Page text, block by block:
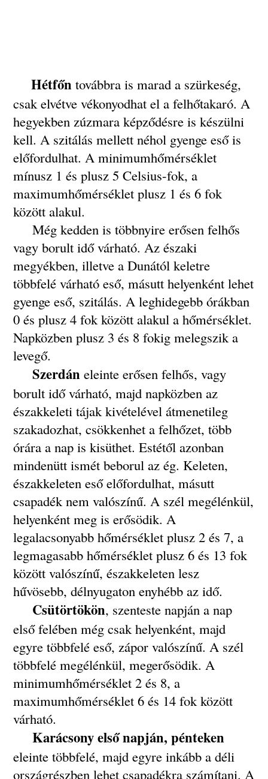
Hétfőn továbbra is marad a szürkeség,
csak elvétve vékonyodhat el a felhőtakaró. A
hegyekben zúzmara képződésre is készülni
kell. A szitálás mellett néhol gyenge eső is
előfordulhat. A minimumhőmérséklet
mínusz 1 és plusz 5 Celsius-fok, a
maximumhőmérséklet plusz 1 és 6 fok
között alakul.
Még kedden is többnyire erősen felhős
vagy borult idő várható. Az északi
megyékben, illetve a Dunától keletre
többfelé várható eső, másutt helyenként lehet
gyenge eső, szitálás. A leghidegebb órákban
0 és plusz 4 fok között alakul a hőmérséklet.
Napközben plusz 3 és 8 fokig melegszik a
levegő.
Szerdán eleinte erősen felhős, vagy
borult idő várható, majd napközben az
északkeleti tájak kivételével átmenetileg
szakadozhat, csökkenhet a felhőzet, több
órára a nap is kisüthet. Estétől azonban
mindenütt ismét beborul az ég. Keleten,
északkeleten eső előfordulhat, másutt
csapadék nem valószínű. A szél megélénkül,
helyenként meg is erősödik. A
legalacsonyabb hőmérséklet plusz 2 és 7, a
legmagasabb hőmérséklet plusz 6 és 13 fok
között valószínű, északkeleten lesz
hűvösebb, délnyugaton enyhébb az idő.
Csütörtökön, szenteste napján a nap
első felében még csak helyenként, majd
egyre többfelé eső, zápor valószínű. A szél
többfelé megélénkül, megerősödik. A
minimumhőmérséklet 2 és 8, a
maximumhőmérséklet 6 és 14 fok között
várható.
Karácsony első napján, pénteken
eleinte többfelé, majd egyre inkább a déli
országrészben lehet csapadékra számítani. A